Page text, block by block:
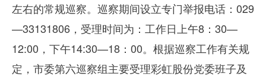
左右的常规巡察。巡察期间设立专门举报电话： 029
—33131806 ，受理时间为：工作日上午8 ： 30—
12:00 ，下午14:30—18 ： 00。根据巡察工作有关规
定，市委第六巡察组主要受理彩虹股份党委班子及